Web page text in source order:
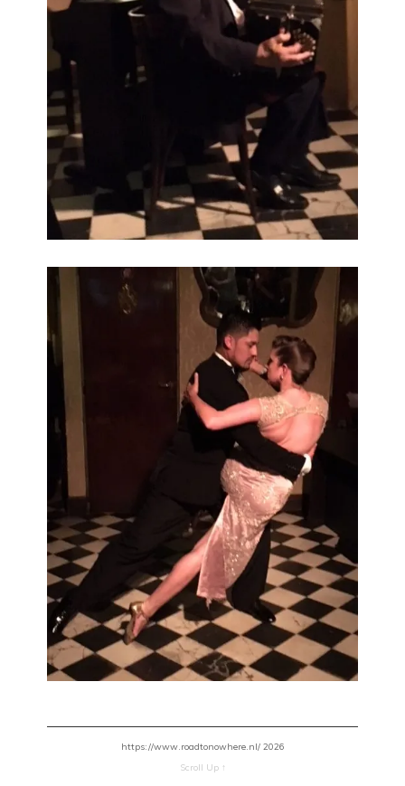
https://www.roadtonowhere.nl/ 2026
Scroll Up ↑